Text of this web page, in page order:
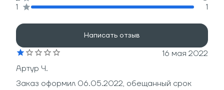
1
1
Написать отзыв
16 мая 2022
Артур Ч.
Заказ оформил 06.05.2022, обещанный срок